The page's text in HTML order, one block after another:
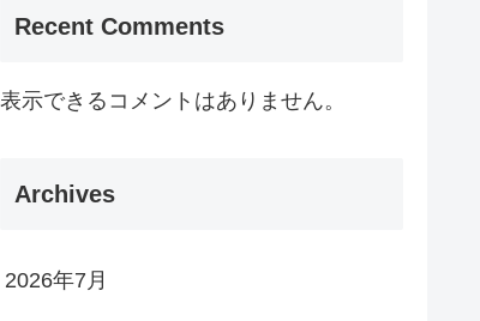
Recent Comments
表示できるコメントはありません。
Archives
2026年7月